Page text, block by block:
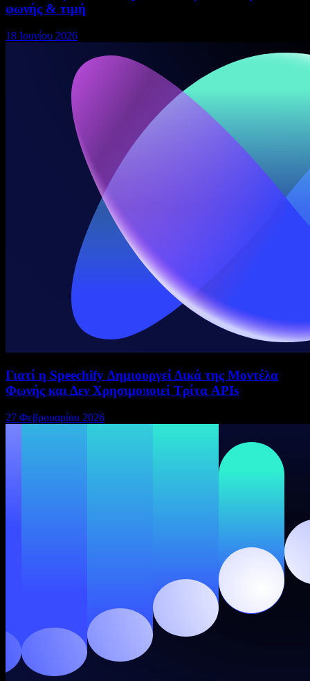
φωνής & τιμή
18 Ιουνίου 2026
Γιατί η Speechify Δημιουργεί Δικά της Μοντέλα
Φωνής και Δεν Χρησιμοποιεί Τρίτα APIs
27 Φεβρουαρίου 2026